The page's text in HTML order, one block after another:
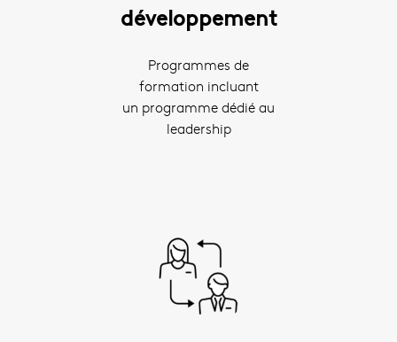
développement
Programmes de
formation incluant
un programme dédié au
leadership